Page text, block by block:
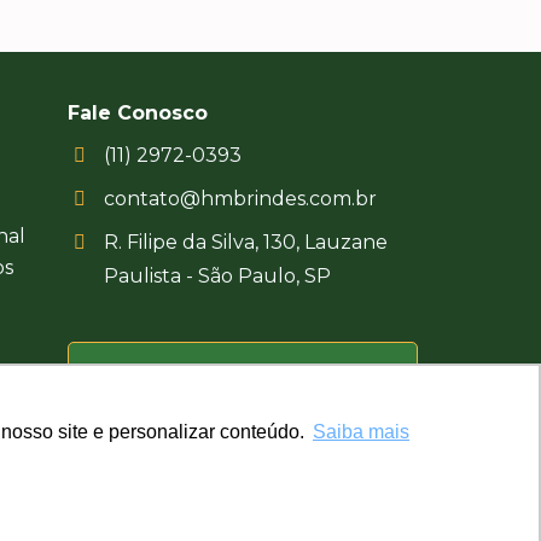
site e personalizar conteúdo. Saiba mais
site e personalizar conteúdo. Saiba mais
Fale Conosco
(11) 2972-0393
contato@hmbrindes.com.br
R. Filipe da Silva, 130, Lauzane
Paulista - São Paulo, SP
Uma empresa certificada